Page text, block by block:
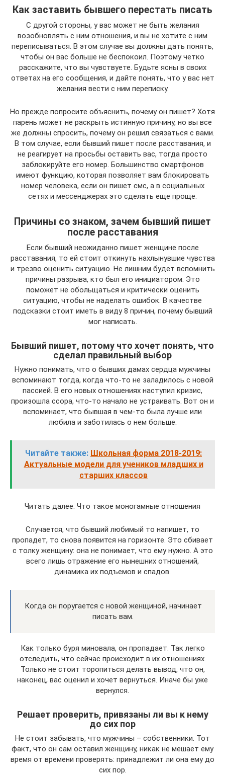
Как заставить бывшего перестать писать
С другой стороны, у вас может не быть желания
возобновлять с ним отношения, и вы не хотите с ним
переписываться. В этом случае вы должны дать понять,
чтобы он вас больше не беспокоил. Поэтому четко
расскажите, что вы чувствуете. Будьте ясны в своих
ответах на его сообщения, и дайте понять, что у вас нет
желания вести с ним переписку.
Но прежде попросите объяснить, почему он пишет? Хотя
парень может не раскрыть истинную причину, но вы все
же должны спросить, почему он решил связаться с вами.
В том случае, если бывший пишет после расставания, и
не реагирует на просьбы оставить вас, тогда просто
заблокируйте его номер. Большинство смартфонов
имеют функцию, которая позволяет вам блокировать
номер человека, если он пишет смс, а в социальных
сетях и мессенджерах это сделать еще проще.
Причины со знаком, зачем бывший пишет
после расставания
Если бывший неожиданно пишет женщине после
расставания, то ей стоит откинуть нахлынувшие чувства
и трезво оценить ситуацию. Не лишним будет вспомнить
причины разрыва, кто был его инициатором. Это
поможет не обольщаться и критически оценить
ситуацию, чтобы не наделать ошибок. В качестве
подсказки стоит иметь в виду 8 причин, почему бывший
мог написать.
Бывший пишет, потому что хочет понять, что
сделал правильный выбор
Нужно понимать, что о бывших дамах сердца мужчины
вспоминают тогда, когда что-то не заладилось с новой
пассией. В его новых отношениях наступил кризис,
произошла ссора, что-то начало не устраивать. Вот он и
вспоминает, что бывшая в чем-то была лучше или
любила и заботилась о нем больше.
Читайте также: Школьная форма 2018-2019:
Актуальные модели для учеников младших и
старших классов
Читать далее: Что такое моногамные отношения
Случается, что бывший любимый то напишет, то
пропадет, то снова появится на горизонте. Это сбивает
с толку женщину: она не понимает, что ему нужно. А это
всего лишь отражение его нынешних отношений,
динамика их подъемов и спадов.
Когда он поругается с новой женщиной, начинает
писать вам.
Как только буря миновала, он пропадает. Так легко
отследить, что сейчас происходит в их отношениях.
Только не стоит торопиться делать вывод, что он,
наконец, вас оценил и хочет вернуться. Иначе бы уже
вернулся.
Решает проверить, привязаны ли вы к нему
до сих пор
Не стоит забывать, что мужчины – собственники. Тот
факт, что он сам оставил женщину, никак не мешает ему
время от времени проверять: принадлежит ли она ему до
сих пор.